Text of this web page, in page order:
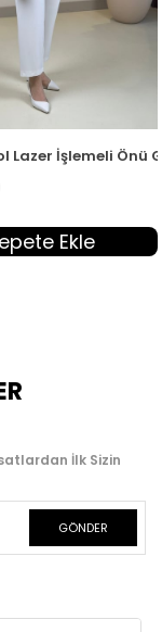
Tunik Sarı
Lazer İşlemeli Önü
Ekle
İlk Sizin
GÖNDER